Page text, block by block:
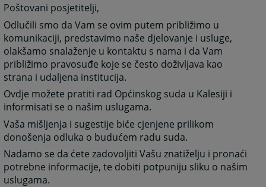
Poštovani posjetitelji,
Odlučili smo da Vam se ovim putem približimo u
komunikaciji, predstavimo naše djelovanje i usluge,
olakšamo snalaženje u kontaktu s nama i da Vam
približimo pravosuđe koje se često doživljava kao
strana i udaljena institucija.
Ovdje možete pratiti rad Općinskog suda u Kalesiji i
informisati se o našim uslugama.
Vaša mišljenja i sugestije biće cjenjene prilikom
donošenja odluka o budućem radu suda.
Nadamo se da ćete zadovoljiti Vašu znatiželju i pronaći
potrebne informacije, te dobiti potpuniju sliku o našim
uslugama.